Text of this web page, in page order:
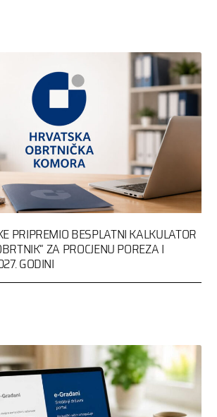
PRIPREMIO BESPLATNI KALKULATOR
ZA PROCJENU POREZA I
GODINI